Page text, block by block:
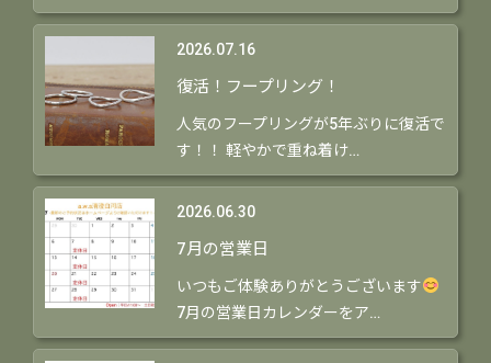
2026.07.16
復活！フープリング！
人気のフープリングが5年ぶりに復活で
す！！ 軽やかで重ね着け…
2026.06.30
7月の営業日
いつもご体験ありがとうございます
7月の営業日カレンダーをア…